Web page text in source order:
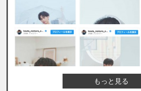
もっと見る